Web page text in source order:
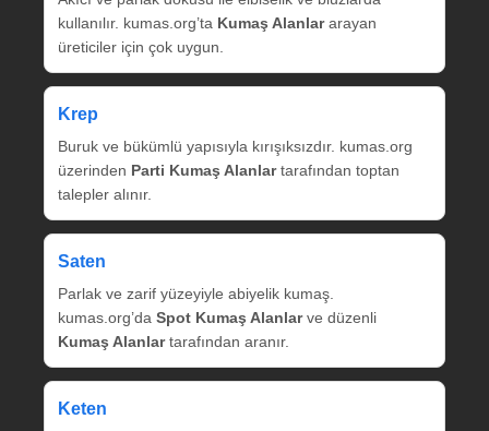
kullanılır. kumas.org’ta Kumaş Alanlararayan
üreticiler için çok uygun.
Krep
Buruk ve bükümlü yapısıyla kırışıksızdır. kumas.org
üzerinden Parti Kumaş Alanlartarafından toptan
talepler alınır.
Saten
Parlak ve zarif yüzeyiyle abiyelik kumaş.
kumas.org’da Spot Kumaş Alanlarve düzenli
Kumaş Alanlartarafından aranır.
Keten